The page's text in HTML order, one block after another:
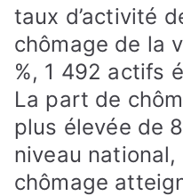
taux d’activité
chômage de la
%, 1 492 actifs
La part de
plus élevée de
niveau
chômage